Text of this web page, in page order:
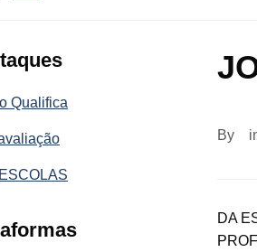
Qualifica
By
DA